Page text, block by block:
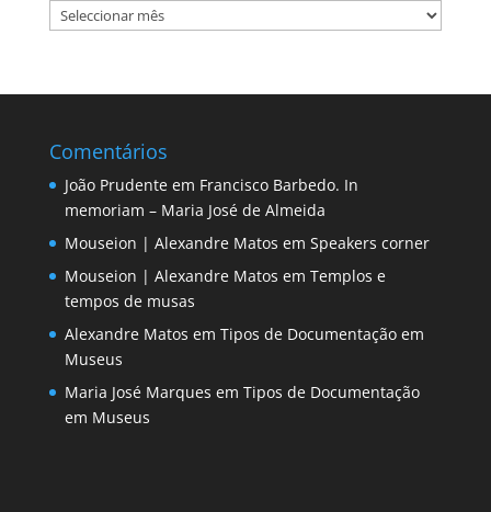
Reserva
Comentários
João Prudenteem Francisco Barbedo. In
memoriam – Maria José de Almeida
Mouseion | Alexandre Matos em Speakers corner
Mouseion | Alexandre Matos em Templos e
tempos de musas
Alexandre Matos em Tipos de Documentação em
Museus
Maria José Marques em Tipos de Documentação
em Museus